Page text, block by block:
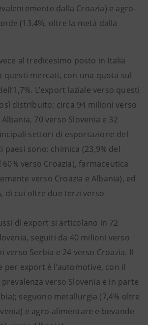
dalla Croazia) e agro-
(13,4%, oltre la metà dalla
al tredicesimo posto in Italia
questi mercati, con una quota sul
L’export laziale verso questi
distribuito: circa 94 milioni verso
70 verso Slovenia e 32
settori di esportazione del
paesi sono: chimica (23,9% del
verso Croazia), farmaceutica
verso Croazia e Albania), ed
di cui oltre due terzi verso
di export si articolano in 72
seguiti da 40 milioni verso
verso Serbia e 24 verso Croazia. Il
export è l’automotive, con il
verso Slovenia e in parte
seguono metallurgia (7,4% oltre
e agro-alimentare e bevande